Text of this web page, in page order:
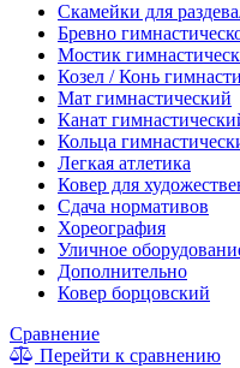
Скамейки для
Бревно
Мостик
Козел / Конь
Мат гимнастический
Канат
Кольца
Легкая атлетика
Ковер для
Сдача нормативов
Хореография
Уличное
Дополнительно
Ковер борцовский
Сравнение
Перейти к сравнению